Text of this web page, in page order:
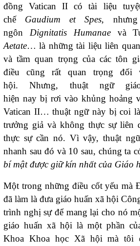
đồng Vatican II có tài liệu
chế Gaudium et Spes,
ngôn Dignitatis Humanaevà
Aetate… là những tài liệu liên
và tầm quan trọng của các tôn
điều cũng rất quan trọng đối
hội. Nhưng, thuật ngữ
hiện nay bị rơi vào khủng hoảng
Vatican II… thuật ngữ này bị coi
trưởng giả và không thực sự liên
thực sự cần nó. Vì vậy, thuật
nhanh sau đó và 10 sau, chúng ta
bí mật được giữ kín nhất của Giáo
Một trong những điều cốt yếu mà
đã làm là đưa giáo huấn xã hội
trình nghị sự để mang lại cho nó
giáo huấn xã hội là một phần
Khoa Khoa học Xã hội mà tôi